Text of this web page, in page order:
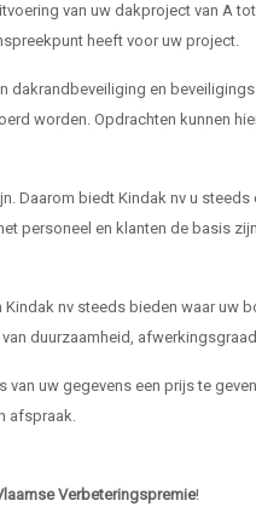
van uw dakproject van A
heeft voor uw project.
dakrandbeveiliging en
worden. Opdrachten kunnen
Daarom biedt Kindak nv u steeds
personeel en klanten de basis
nv steeds bieden waar uw
duurzaamheid,
uw gegevens een prijs te
afspraak.
Verbeteringspremie!